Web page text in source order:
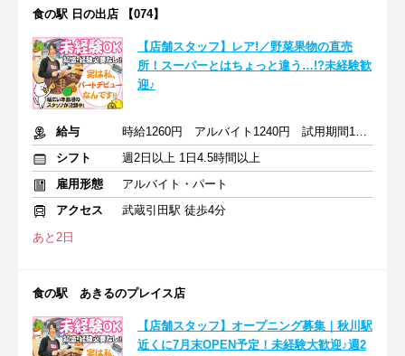
食の駅 日の出店 【074】
【店舗スタッフ】レア!／野菜果物の直売
所！スーパーとはちょっと違う…!?未経験歓
迎♪
給与
時給1260円 アルバイト1240円 試用期間1230円 交通費支給あり
シフト
週2日以上 1日4.5時間以上
雇用形態
アルバイト・パート
アクセス
武蔵引田駅 徒歩4分
あと2日
食の駅 あきるのプレイス店
【店舗スタッフ】オープニング募集｜秋川駅
近くに7月末OPEN予定！未経験大歓迎♪週2